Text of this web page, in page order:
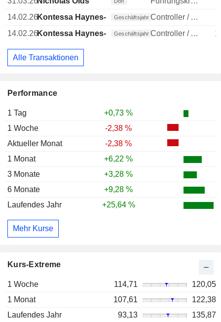
Performance
1 Tag
+0,73 %
1 Woche
-2,38 %
Aktueller Monat
-2,38 %
1 Monat
+6,22 %
3 Monate
+3,28 %
6 Monate
+9,28 %
Laufendes Jahr
+25,64 %
Mehr Kurse
Kurs-Extreme
1 Woche 114,71
120,05
1 Monat
107,61
122,38
Laufendes Jahr
93,13
135,87
14.02.26Kontessa Haynes-WelshGeschäftsjahr Controller / Auditor
14.02.26Kontessa Haynes-WelshGeschäftsjahr Controller / Auditor
Alle Transaktionen